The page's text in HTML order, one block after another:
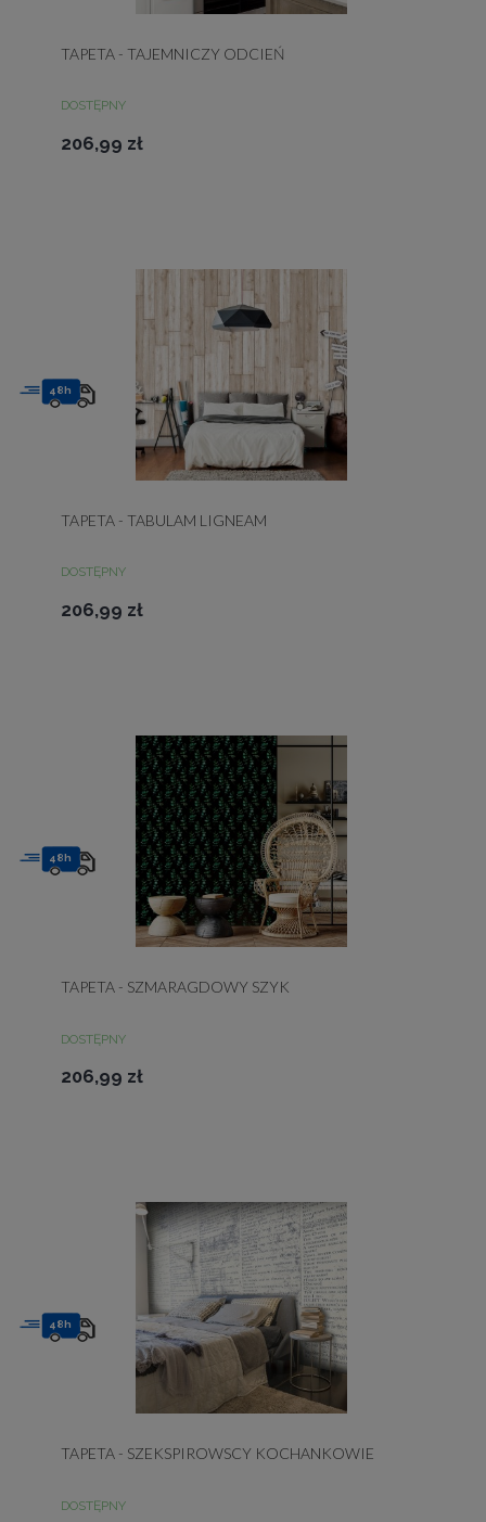
TAPETA - TAJEMNICZY ODCIEŃ
DOSTĘPNY
206,99 zł
TAPETA - TABULAM LIGNEAM
DOSTĘPNY
206,99 zł
48h
TAPETA - SZMARAGDOWY SZYK
DOSTĘPNY
206,99 zł
48h
TAPETA - SZEKSPIROWSCY KOCHANKOWIE
DOSTĘPNY
48h